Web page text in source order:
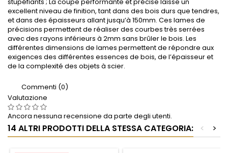
excellent niveau de finition, tant dans des bois durs que tendres,
et dans des épaisseurs allant jusqu’à 150mm. Ces lames de
précisions permettent de réaliser des courbes très serrées
avec des rayons inférieurs à 2mm sans brûler le bois. Les
différentes dimensions de lames permettent de répondre aux
exigences des différentes essences de bois, de l’épaisseur et
de la complexité des objets à scier.
Commenti (0)
Valutazione
Ancora nessuna recensione da parte degli utenti.
14 ALTRI PRODOTTI DELLA STESSA CATEGORIA: >
<